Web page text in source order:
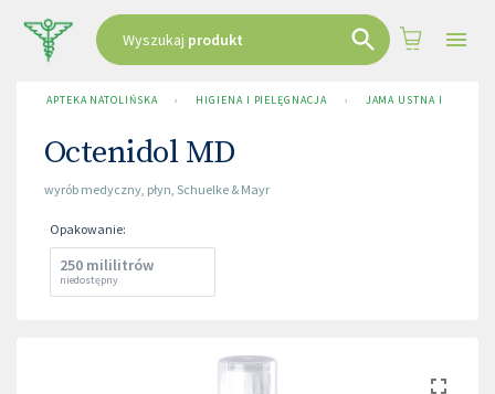
Wyszukaj produkt
APTEKA NATOLIŃSKA › HIGIENA I PIELĘGNACJA › JAMA USTNA I NOS
Octenidol MD
wyrób medyczny, płyn, Schuelke & Mayr
Opakowanie:
250 mililitrów
niedostępny